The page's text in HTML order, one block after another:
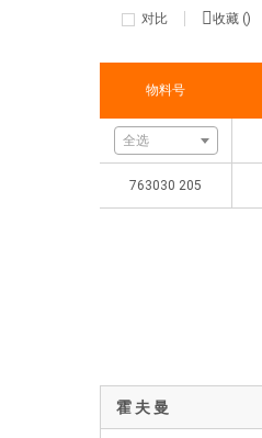
对比 收藏 ()
物料号
全选
763030 205
霍 夫 曼